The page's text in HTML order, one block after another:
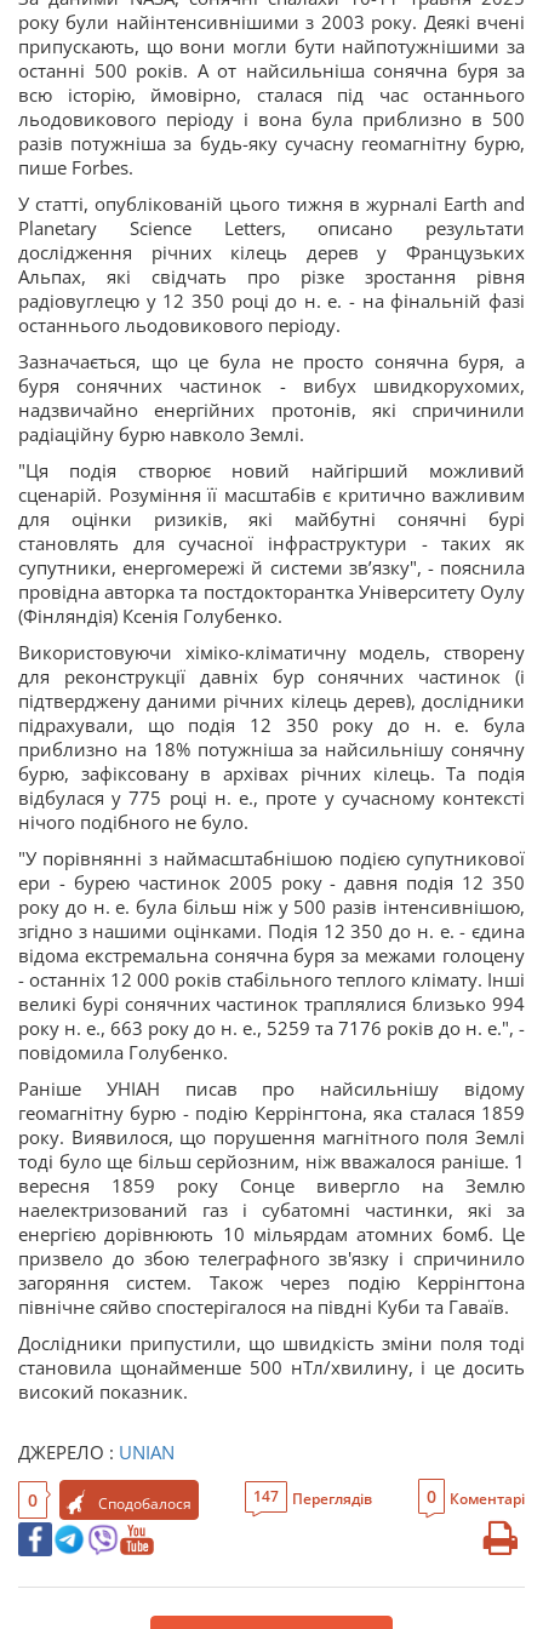
року були найінтенсивнішими з 2003 року. Деякі вчені
припускають, що вони могли бути найпотужнішими за
останні 500 років. А от найсильніша сонячна буря за
всю історію, ймовірно, сталася під час останнього
льодовикового періоду і вона була приблизно в 500
разів потужніша за будь-яку сучасну геомагнітну бурю,
пише Forbes.
У статті, опублікованій цього тижня в журналі Earth and
Planetary Science Letters, описано результати
дослідження річних кілець дерев у Французьких
Альпах, які свідчать про різке зростання рівня
радіовуглецю у 12 350 році до н. е. - на фінальній фазі
останнього льодовикового періоду.
Зазначається, що це була не просто сонячна буря, а
буря сонячних частинок - вибух швидкорухомих,
надзвичайно енергійних протонів, які спричинили
радіаційну бурю навколо Землі.
"Ця подія створює новий найгірший можливий
сценарій. Розуміння її масштабів є критично важливим
для оцінки ризиків, які майбутні сонячні бурі
становлять для сучасної інфраструктури - таких як
супутники, енергомережі й системи зв’язку", - пояснила
провідна авторка та постдокторантка Університету Оулу
(Фінляндія) Ксенія Голубенко.
Використовуючи хіміко-кліматичну модель, створену
для реконструкції давніх бур сонячних частинок (і
підтверджену даними річних кілець дерев), дослідники
підрахували, що подія 12 350 року до н. е. була
приблизно на 18% потужніша за найсильнішу сонячну
бурю, зафіксовану в архівах річних кілець. Та подія
відбулася у 775 році н. е., проте у сучасному контексті
нічого подібного не було.
"У порівнянні з наймасштабнішою подією супутникової
ери - бурею частинок 2005 року - давня подія 12 350
року до н. е. була більш ніж у 500 разів інтенсивнішою,
згідно з нашими оцінками. Подія 12 350 до н. е. - єдина
відома екстремальна сонячна буря за межами голоцену
- останніх 12 000 років стабільного теплого клімату. Інші
великі бурі сонячних частинок траплялися близько 994
року н. е., 663 року до н. е., 5259 та 7176 років до н. е.", -
повідомила Голубенко.
Раніше УНІАН писав про найсильнішу відому
геомагнітну бурю - подію Керрінгтона, яка сталася 1859
року. Виявилося, що порушення магнітного поля Землі
тоді було ще більш серйозним, ніж вважалося раніше. 1
вересня 1859 року Сонце вивергло на Землю
наелектризований газ і субатомні частинки, які за
енергією дорівнюють 10 мільярдам атомних бомб. Це
призвело до збою телеграфного зв'язку і спричинило
загоряння систем. Також через подію Керрінгтона
північне сяйво спостерігалося на півдні Куби та Гаваїв.
Дослідники припустили, що швидкість зміни поля тоді
становила щонайменше 500 нТл/хвилину, і це досить
високий показник.
ДЖЕРЕЛО : UNIAN
0 Сподобалося 147 Переглядів 0 Коментарі